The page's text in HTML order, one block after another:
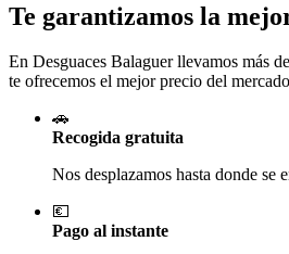
Te garantizamos la
En Desguaces Balaguerllevamos más
te ofrecemos el mejor precio del
🚗
Recogida gratuita
Nos desplazamos hasta donde
💶
Pago al instante